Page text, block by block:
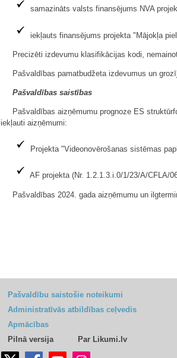
samazināts valsts finansējums NVA
iekļauts finansējums projekta "Mājokļa
Precizēti izdevumu klasifikācijas kodi,
Pašvaldības pamatbudžeta izdevumus un
Pašvaldības saistības
Pašvaldības aizņēmumu prognoze ES
iekļauti aizņēmumi:
Projekta "Videonovērošanas sistēmas
AF projekta (Nr. 1.2.1.3.i.0/1/23/A/CFLA/
Pašvaldības 2024. gada aizņēmumu un
Pašvaldību saistošie noteikumi
Administratīvās atbildības ceļvedis
Apmācības
Pilnā versija
Par Likumi.lv